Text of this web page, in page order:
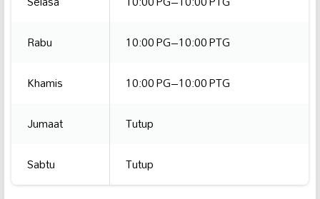
Rabu
10:00 PG–10:00 PTG
Khamis
10:00 PG–10:00 PTG
Jumaat
Tutup
Sabtu
Tutup